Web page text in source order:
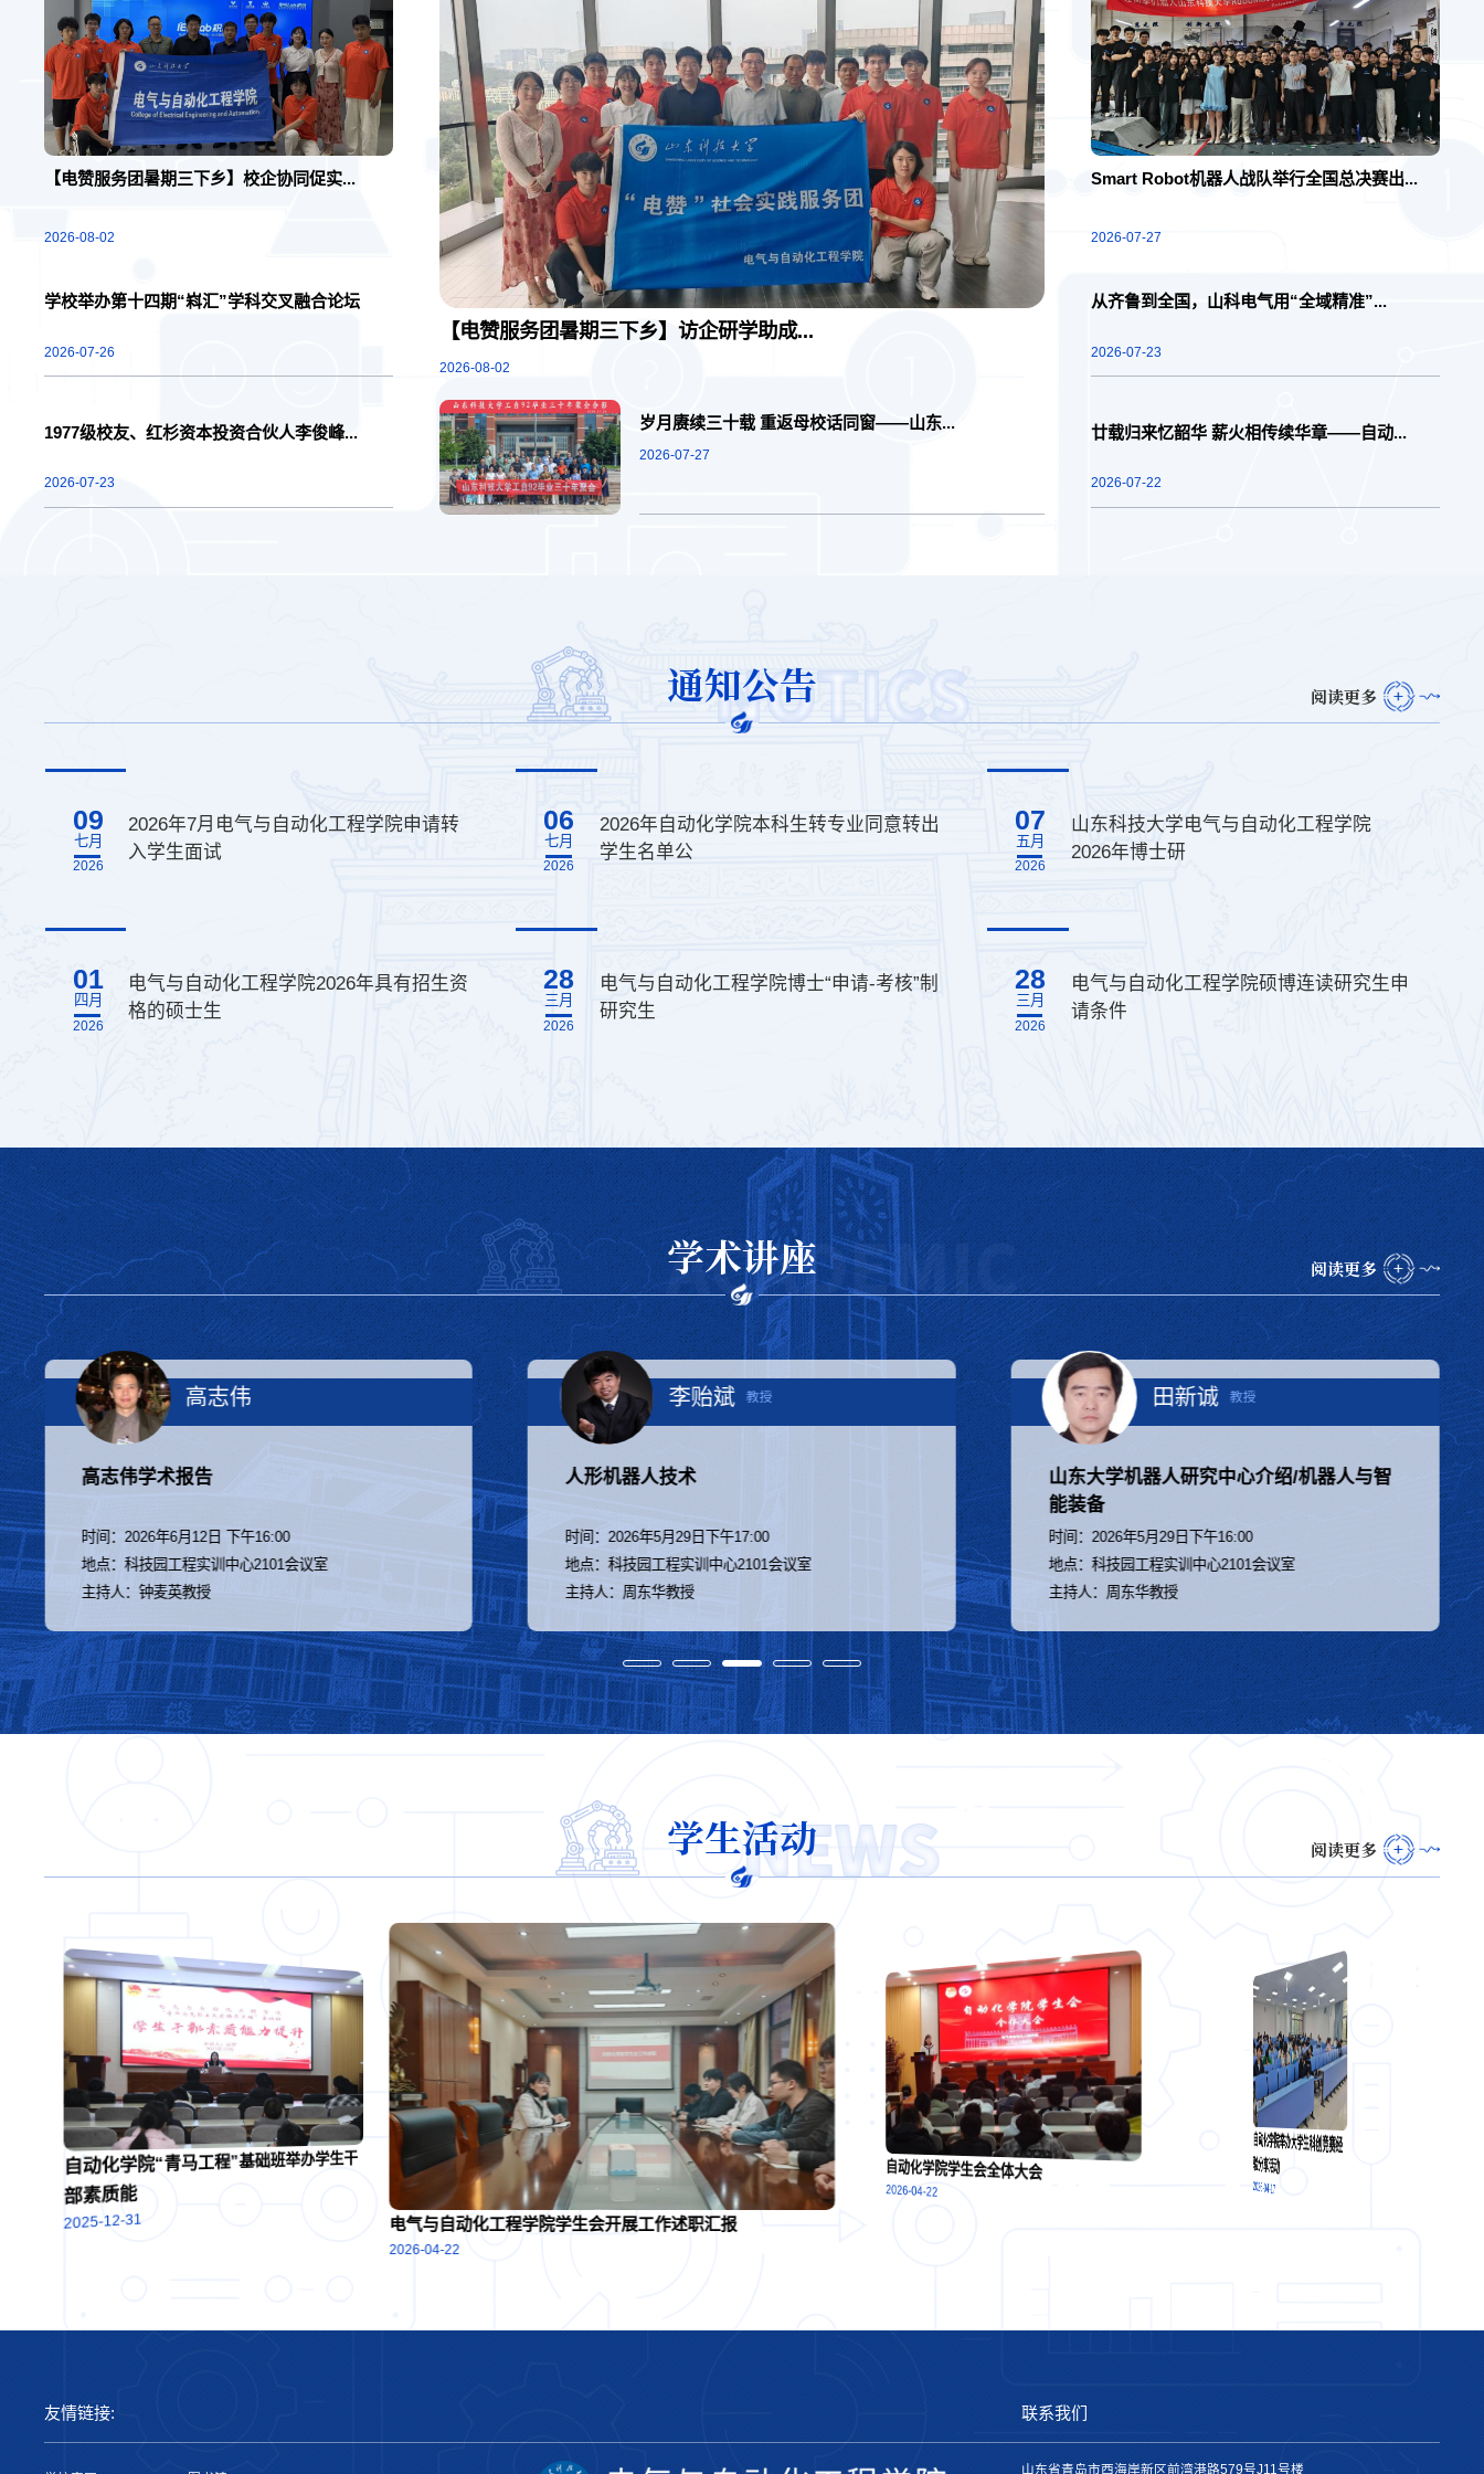
【电赞服务团暑期三下乡】校企协同促实...
2026-08-02
学校举办第十四期“嵙汇”学科交叉融合论坛
2026-07-26
1977级校友、红杉资本投资合伙人李俊峰...
2026-07-23
【电赞服务团暑期三下乡】访企研学助成...
2026-08-02
岁月赓续三十载 重返母校话同窗——山东...
2026-07-27
Smart Robot机器人战队举行全国总决赛出...
2026-07-27
从齐鲁到全国，山科电气用“全域精准”...
2026-07-23
廿载归来忆韶华 薪火相传续华章——自动...
2026-07-22
通知公告 阅读更多
09
七月
2026
2026年7月电气与自动化工程学院申请转
入学生面试
06
七月
2026
2026年自动化学院本科生转专业同意转出
学生名单公
07
五月
2026
山东科技大学电气与自动化工程学院
2026年博士研
01
四月
2026
电气与自动化工程学院2026年具有招生资
格的硕士生
28
三月
2026
电气与自动化工程学院博士“申请-考核”制
研究生
28
三月
2026
电气与自动化工程学院硕博连读研究生申
请条件
学术讲座 阅读更多
李贻斌
人形机器人技术
时间：2026年5月29日下午17:00
地点：科技园工程实训中心2101会议室
主持人：周东华教授
田新诚 教授
山东大学机器人研究中心介绍/机器人与智
能装备
时间：2026年5月29日下午16:00
地点：科技园工程实训中心2101会议室
主持人：周东华教授
第十四期嵙汇学科交叉融合论坛
时间：
地点：
主持人：
学生活动 阅读更多
自动化学院“青马工程”基础班举办学生干
部素质能
2025-12-31 电气与自动化工程学院学生会开展工作述职汇报
2026-04-22
自动化学院学生会全体大会
2026-04-22
自动化学院举办大学生科创竞赛经
验分享活动
2026-04-17
友情链接: 联系我们
山东省青岛市西海岸新区前湾港路579号J11号楼